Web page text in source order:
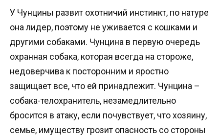
У Чунцины развит охотничий инстинкт, по натуре
она лидер, поэтому не уживается с кошками и
другими собаками. Чунцина в первую очередь
охранная собака, которая всегда на стороже,
недоверчива к посторонним и яростно
защищает все, что ей принадлежит. Чунцина –
собака-телохранитель, незамедлительно
бросится в атаку, если почувствует, что хозяину,
семье, имуществу грозит опасность со стороны